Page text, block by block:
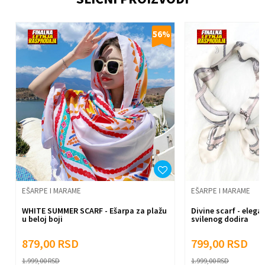
Poruka
Anti-spam zaštita - izračunajte koliko je 2 + 3 :
56%
EŠARPE I MARAME
WHITE SUMMER SCARF - Ešarpa za plažu
u beloj boji
879,00 RSD
1.999,00RSD
EŠARPE I MARAME
Divine scarf -
svilenog dodira
799,00 RSD
1.999,00RSD